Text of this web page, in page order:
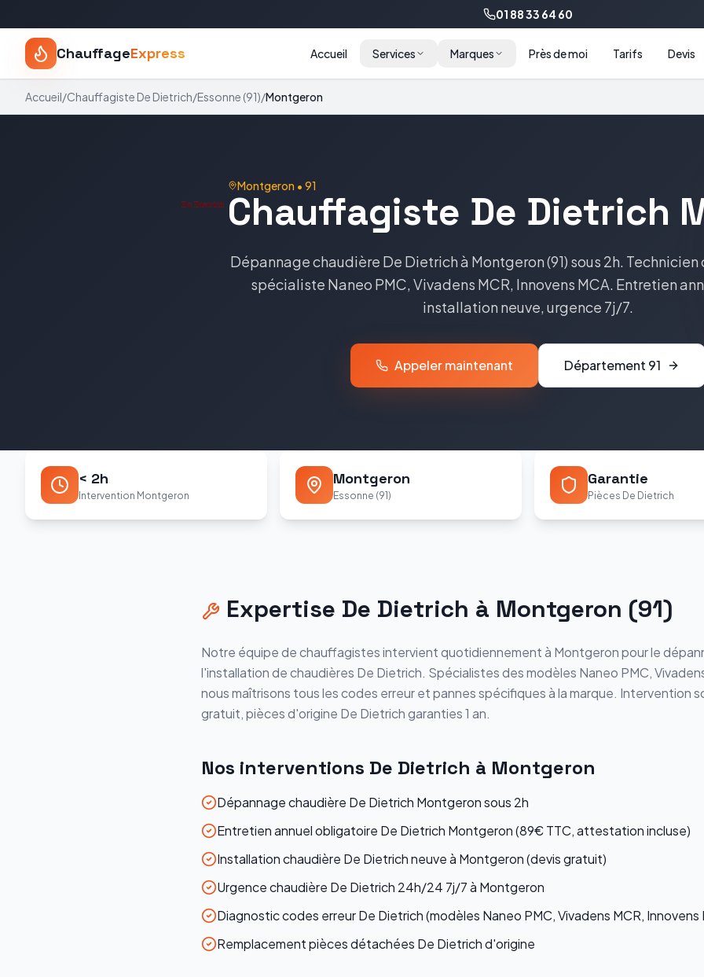
01 88 33 64 60
ChauffageExpress Accueil Services Marques Près de moi Tarifs Devis
Accueil/Chauffagiste De Dietrich/Essonne (91)/Montgeron
Montgeron • 91
Chauffagiste De Dietrich
Dépannage chaudière De Dietrichà Montgeron(91) sous 2h.
spécialiste Naneo PMC, Vivadens MCR, Innovens MCA. Entretien
installation neuve, urgence 7j/7.
Appeler maintenant Département 91
< 2h
Intervention Montgeron
Montgeron
Essonne (91)
Garantie
Pièces De Dietrich
Expertise De Dietrich à Montgeron (91)
Notre équipe de chauffagistes intervient quotidiennement à Montgeronpour le
l'installation de chaudières De Dietrich. Spécialistes des modèles Naneo PMC,
nous maîtrisons tous les codes erreur et pannes spécifiques à la marque. Intervention
gratuit, pièces d'origine De Dietrichgaranties 1 an.
Nos interventions De Dietrich à Montgeron
Dépannage chaudière De Dietrich Montgeron sous 2h
Entretien annuel obligatoire De Dietrich Montgeron (89€ TTC, attestation incluse)
Installation chaudière De Dietrich neuve à Montgeron (devis gratuit)
Urgence chaudière De Dietrich 24h/24 7j/7 à Montgeron
Diagnostic codes erreur De Dietrich (modèles Naneo PMC, Vivadens MCR, Innovens
Remplacement pièces détachées De Dietrich d'origine